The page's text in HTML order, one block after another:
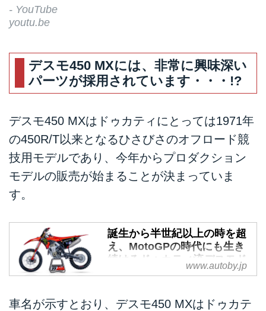
- YouTube
youtu.be
デスモ450 MXには、非常に興味深い
パーツが採用されています・・・!?
デスモ450 MXはドゥカティにとっては1971年
の450R/T以来となるひさびさのオフロード競
技用モデルであり、今年からプロダクション
モデルの販売が始まることが決まっていま
す。
誕生から半世紀以上の時を超
え、MotoGPの時代にも生き
続けるドゥカティ流デスモド
ロミックの長所とは？【現代
webオートバイ
www.autoby.jp
車名が示すとおり、デスモ450 MXはドゥカテ